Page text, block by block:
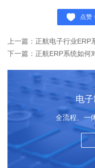
点赞
上一篇：正航电子行业
下一篇：正航ERP系统如何
电
全流程、一